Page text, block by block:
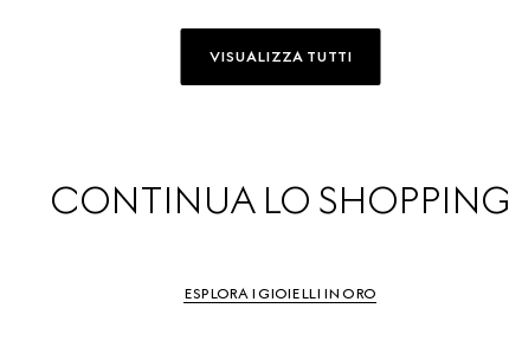
VISUALIZZA TUTTI
CONTINUA LO SHOPPING
ESPLORA I GIOIELLI IN ORO